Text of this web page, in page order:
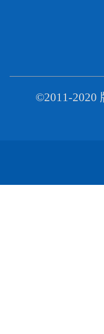
©2011-2020